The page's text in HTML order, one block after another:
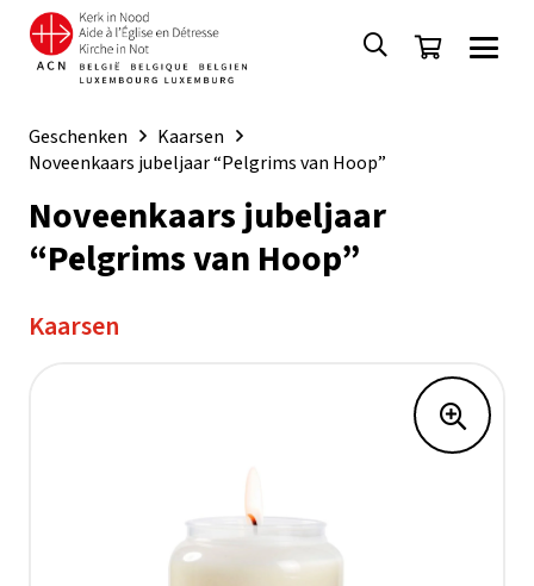
Geschenken
Kaarsen
Noveenkaars jubeljaar “Pelgrims van Hoop”
Noveenkaars jubeljaar
“Pelgrims van Hoop”
Kaarsen